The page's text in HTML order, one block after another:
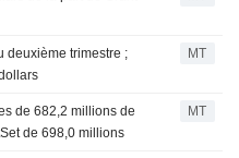
deuxième trimestre ;
MT
de 682,2 millions de
de 698,0 millions
MT